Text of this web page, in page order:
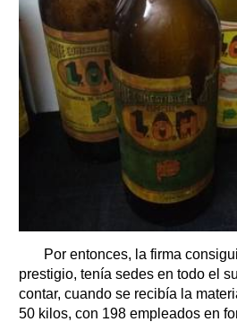
Por entonces, la firma
prestigio, tenía sedes en todo el
contar, cuando se recibía la
50 kilos, con 198 empleados en